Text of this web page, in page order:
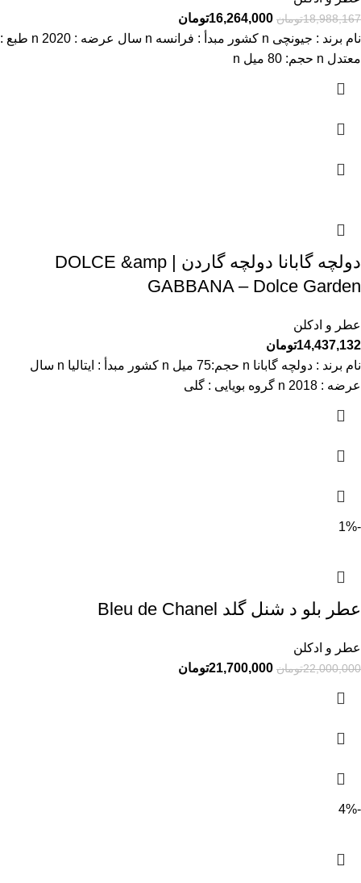
18,988,167تومان 16,264,000تومان
نام برند : جیونچی n کشور مبدأ : فرانسه n سال عرضه : 2020 n طبع :
معتدل n حجم: 80 میل n
دولچه گابانا دولچه گاردن | DOLCE &amp
GABBANA – Dolce Garden
عطر و ادکلن
14,437,132تومان
نام برند : دولچه گابانا n حجم:75 میل n کشور مبدأ : ایتالیا n سال
عرضه : 2018 n گروه بویایی : گلی
-1%
عطر بلو د شنل گلد Bleu de Chanel
عطر و ادکلن
22,000,000تومان 21,700,000تومان
-4%